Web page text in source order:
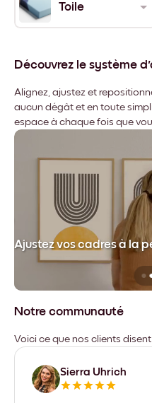
Toile
Découvrez le système
Alignez, ajustez et
aucun dégât et en toute
espace à chaque fois que
Ajustez vos cadres à la
Notre communauté
Voici ce que nos clients
Sierra Uhrich